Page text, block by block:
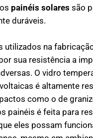
painéis solares são
duráveis.
utilizados na
sua resistência a
O vidro
é altamente
como o de
painéis é feita para
eles possam